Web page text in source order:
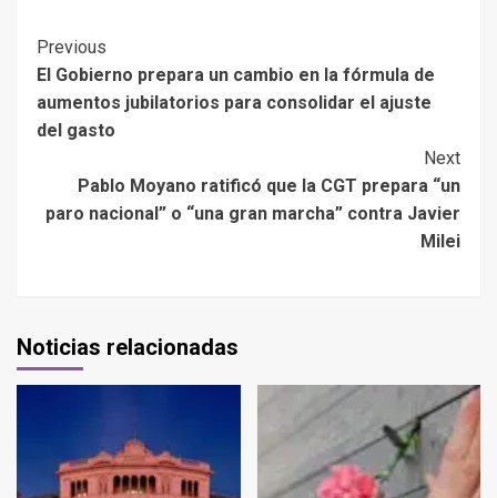
Previous
El Gobierno prepara un cambio en la fórmula de
aumentos jubilatorios para consolidar el ajuste
del gasto
Next
Pablo Moyano ratificó que la CGT prepara “un
paro nacional” o “una gran marcha” contra Javier
Milei
Noticias relacionadas